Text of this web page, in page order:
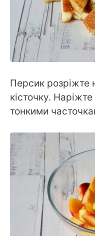
Персик розріжте
кісточку.
тонкими